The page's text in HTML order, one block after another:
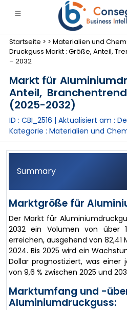
• Konsumgüter
Startseite > > Materialien und
Druckguss Markt : Größe, Anteil,
– 2032
Markt für
Anteil,
(2025-2032)
ID : CBI_2516 | Aktualisiert am :
Kategorie : Materialien und
Summary
Marktgröße für
Der Markt für
2032 ein Volumen von über
erreichen, ausgehend von 82,41
2024. Bis 2025 wird ein
Dollar prognostiziert, was einer
von 9,6 % zwischen 2025 und
Marktumfang und -
Aluminiumdruckguss: